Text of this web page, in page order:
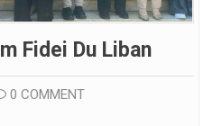
Fidei Du Liban
0 COMMENT